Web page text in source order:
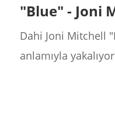
"Blue" - Joni
Dahi Joni Mitchell
anlamıyla